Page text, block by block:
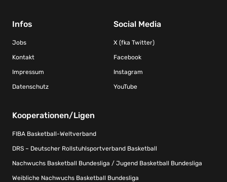
Infos
Jobs
Kontakt
Impressum
Datenschutz
Social Media
X (fka Twitter)
Facebook
Instagram
YouTube
Kooperationen/Ligen
FIBA Basketball-Weltverband
DRS – Deutscher Rollstuhlsportverband Basketball
Nachwuchs Basketball Bundesliga / Jugend Basketball Bundesliga
Weibliche Nachwuchs Basketball Bundesliga